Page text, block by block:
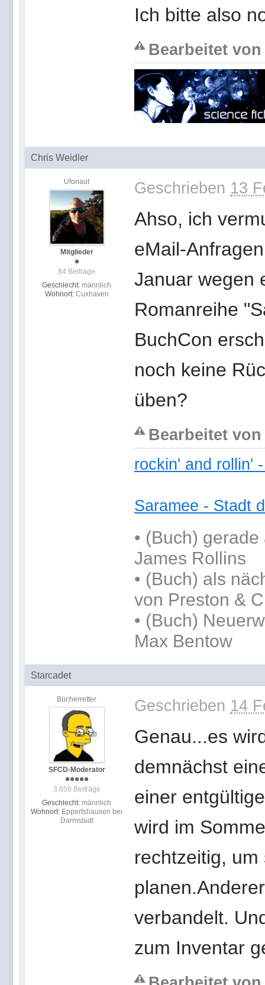
Ich bitte also
Bearbeitet von
Chris Weidler
Ufonaut
Mitglieder
84 Beiträge
Geschlecht: männlich
Wohnort: Cuxhaven
Geschrieben 13
Ahso, ich
eMail-
Januar wegen
Romanreihe
BuchCon
noch keine
üben?
Bearbeitet von
rockin' and rollin'
Saramee - Stadt
• (Buch) gerade
James Rollins
• (Buch) als
von Preston &
• (Buch)
Max Bentow
Starcadet
Bücherretter
SFCD-Moderator
3.656 Beiträge
Geschlecht: männlich
Wohnort: Eppertshausen bei
Darmstadt
Geschrieben 14
Genau...es
demnächst
einer
wird im
rechtzeitig,
verbandelt.
zum Inventar